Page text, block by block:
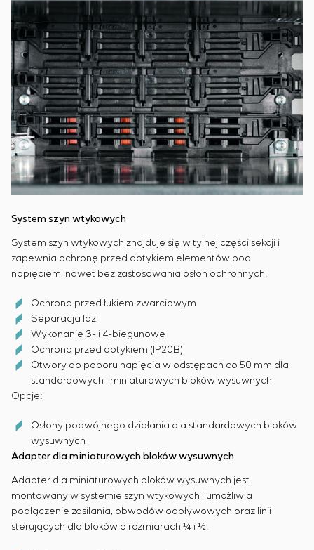
System szyn wtykowych
System szyn wtykowych znajduje się w tylnej części sekcji i
zapewnia ochronę przed dotykiem elementów pod
napięciem, nawet bez zastosowania osłon ochronnych.
Ochrona przed łukiem zwarciowym
Separacja faz
Wykonanie 3- i 4-biegunowe
Ochrona przed dotykiem (IP20B)
Otwory do poboru napięcia w odstępach co 50 mm dla
standardowych i miniaturowych bloków wysuwnych
Opcje:
Osłony podwójnego działania dla standardowych bloków
wysuwnych
Adapter dla miniaturowych bloków wysuwnych
Adapter dla miniaturowych bloków wysuwnych jest
montowany w systemie szyn wtykowych i umożliwia
podłączenie zasilania, obwodów odpływowych oraz linii
sterujących dla bloków o rozmiarach ¼ i ½.